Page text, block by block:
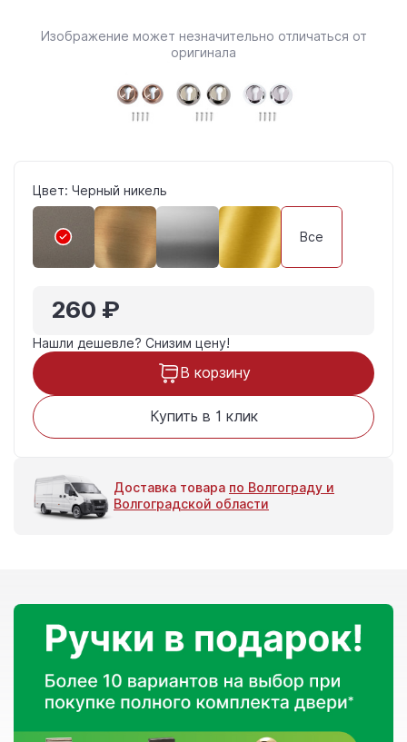
Изображение может незначительно отличаться от
оригинала
Цвет: Черный никель
Все
260 ₽
Нашли дешевле? Снизим цену!
В корзину
Купить в 1 клик
Доставка товара по Волгограду и
Волгоградской области